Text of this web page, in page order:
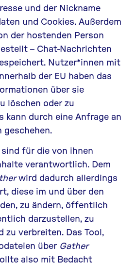
und der Nickname
und Cookies. Außerdem
der hostenden Person
– Chat-Nachrichten
Nutzer*innen mit
der EU haben das
über sie
löschen oder zu
kann durch eine Anfrage an
geschehen.
für die von ihnen
verantwortlich. Dem
wird dadurch allerdings
diese im und über den
zu ändern, öffentlich
darzustellen, zu
zu verbreiten. Das Tool,
über Gather
also mit Bedacht